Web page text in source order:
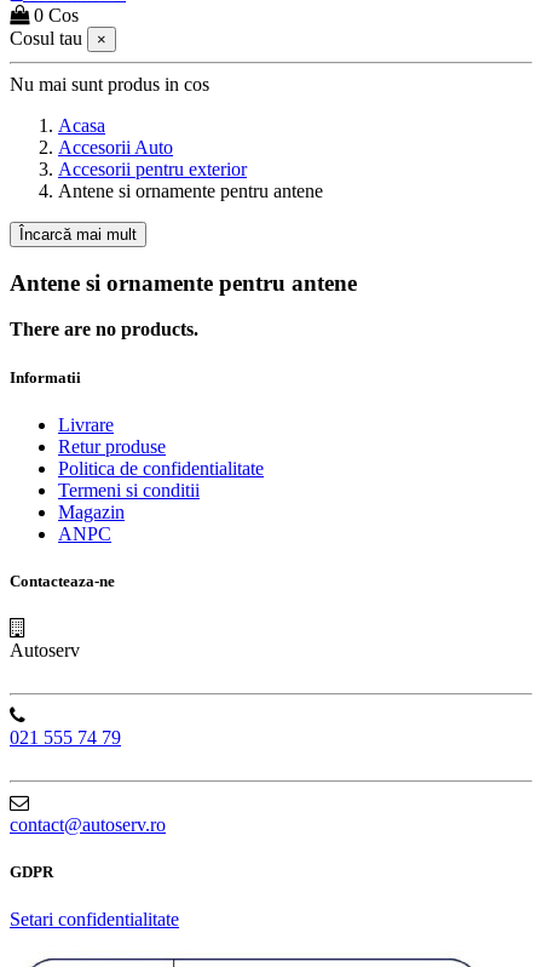
0 Cos
Cosul tau
×
Nu mai sunt produs in cos
Acasa
Accesorii Auto
Accesorii pentru exterior
Antene si ornamente pentru antene
Încarcă mai mult
Antene si ornamente pentru antene
There are no products.
Informatii
Livrare
Retur produse
Politica de confidentialitate
Termeni si conditii
Magazin
ANPC
Contacteaza-ne
Autoserv
021 555 74 79
contact@autoserv.ro
GDPR
Setari confidentialitate